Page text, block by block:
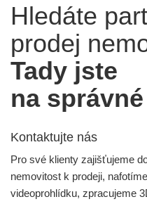
Hledáte
prodej
Tady jste
na
Kontaktujte nás
Pro své klienty zajišťujeme
nemovitost k prodeji,
videoprohlídku, zpracujeme